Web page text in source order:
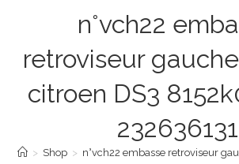
n°vch22
retroviseur
citroen DS3
232636131
> Shop > n°vch22 embasse retroviseur